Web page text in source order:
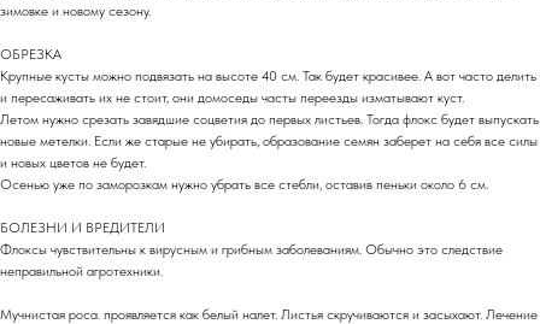
зимовке и новому сезону.
ОБРЕЗКА
Крупные кусты можно подвязать на высоте 40 см. Так будет красивее. А вот часто делить
и пересаживать их не стоит, они домоседы часты переезды изматывают куст.
Летом нужно срезать завядшие соцветия до первых листьев. Тогда флокс будет выпускать
новые метелки. Если же старые не убирать, образование семян заберет на себя все силы
и новых цветов не будет.
Осенью уже по заморозкам нужно убрать все стебли, оставив пеньки около 6 см.
БОЛЕЗНИ И ВРЕДИТЕЛИ
Флоксы чувствительны к вирусным и грибным заболеваниям. Обычно это следствие
неправильной агротехники.
Мучнистая роса. проявляется как белый налет. Листья скручиваются и засыхают. Лечение